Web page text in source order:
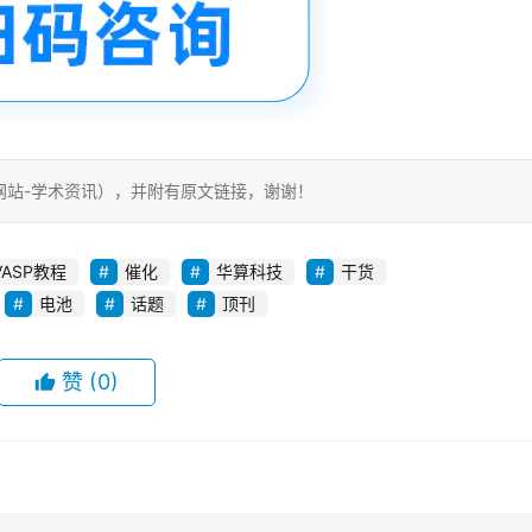
-学术资讯），并附有原文链接，谢谢！
教程 催化 华算科技
干货
电池
话题 顶刊
赞 (0)